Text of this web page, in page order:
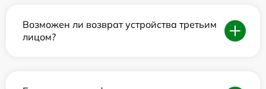
Возможен ли возврат устройства третьим
лицом?